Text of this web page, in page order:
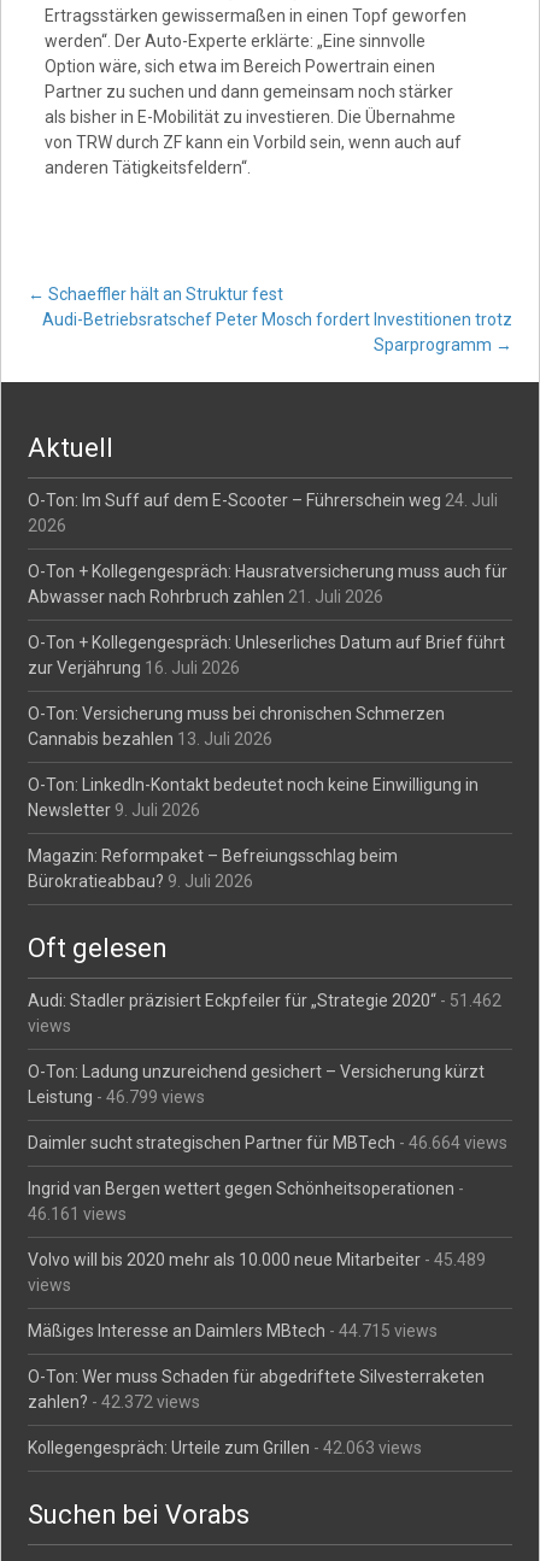
Ertragsstärken gewissermaßen in einen Topf geworfen
werden“. Der Auto-Experte erklärte: „Eine sinnvolle
Option wäre, sich etwa im Bereich Powertrain einen
Partner zu suchen und dann gemeinsam noch stärker
als bisher in E-Mobilität zu investieren. Die Übernahme
von TRW durch ZF kann ein Vorbild sein, wenn auch auf
anderen Tätigkeitsfeldern“.
Post
navigation
← Schaeffler hält an Struktur fest
Audi-Betriebsratschef Peter Mosch fordert Investitionen trotz
Sparprogramm →
Aktuell
O-Ton: Im Suff auf dem E-Scooter – Führerschein weg 24. Juli
2026
O-Ton + Kollegengespräch: Hausratversicherung muss auch für
Abwasser nach Rohrbruch zahlen 21. Juli 2026
O-Ton + Kollegengespräch: Unleserliches Datum auf Brief führt
zur Verjährung 16. Juli 2026
O-Ton: Versicherung muss bei chronischen Schmerzen
Cannabis bezahlen 13. Juli 2026
O-Ton: LinkedIn-Kontakt bedeutet noch keine Einwilligung in
Newsletter 9. Juli 2026
Magazin: Reformpaket – Befreiungsschlag beim
Bürokratieabbau? 9. Juli 2026
Oft gelesen
Audi: Stadler präzisiert Eckpfeiler für „Strategie 2020“ - 51.462
views
O-Ton: Ladung unzureichend gesichert – Versicherung kürzt
Leistung - 46.799 views
Daimler sucht strategischen Partner für MBTech - 46.664 views
Ingrid van Bergen wettert gegen Schönheitsoperationen -
46.161 views
Volvo will bis 2020 mehr als 10.000 neue Mitarbeiter - 45.489
views
Mäßiges Interesse an Daimlers MBtech - 44.715 views
O-Ton: Wer muss Schaden für abgedriftete Silvesterraketen
zahlen? - 42.372 views
Kollegengespräch: Urteile zum Grillen - 42.063 views
Suchen bei Vorabs